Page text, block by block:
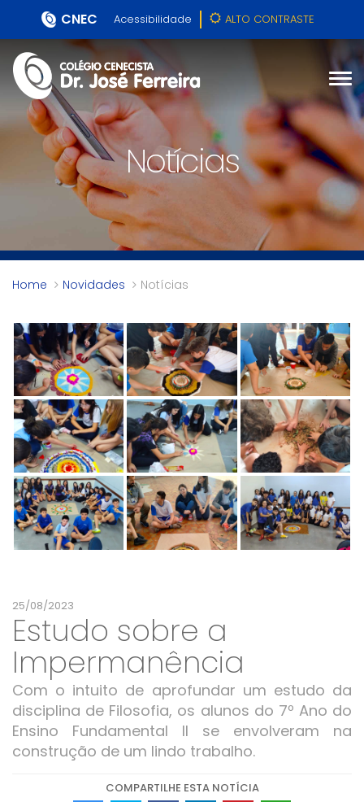
CNEC Acessibilidade ALTO CONTRASTE
Notícias
Home Novidades Notícias
25/08/2023
Estudo sobre a
Impermanência
Com o intuito de aprofundar um estudo da
disciplina de Filosofia, os alunos do 7º Ano do
Ensino Fundamental II se envolveram na
construção de um lindo trabalho.
COMPARTILHE ESTA NOTÍCIA